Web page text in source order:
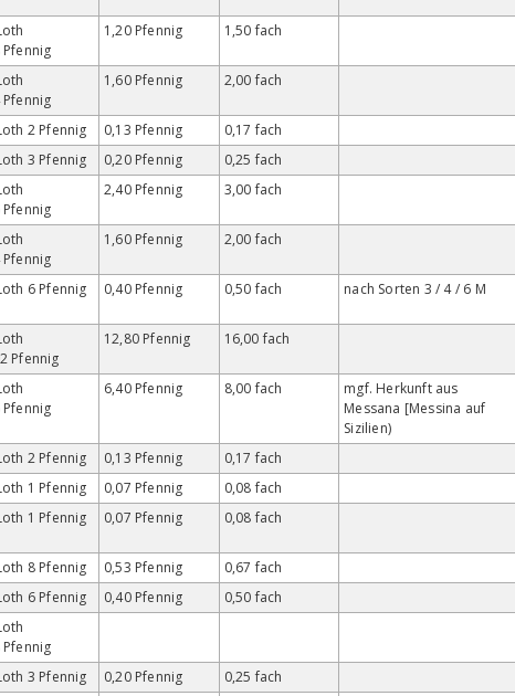
Pfennig
1,20 Pfennig 1,50 fach
Pfennig
1,60 Pfennig 2,00 fach
2 Pfennig 0,13 Pfennig
0,17 fach
3 Pfennig 0,20 Pfennig
0,25 fach
Pfennig
2,40 Pfennig 3,00 fach
Pfennig
1,60 Pfennig 2,00 fach
6 Pfennig 0,40 Pfennig 0,50 fach nach Sorten 3 / 4 / 6 M
Pfennig
12,80 Pfennig 16,00 fach
Pfennig
6,40 Pfennig 8,00 fach
mgf. Herkunft aus
Messana [Messina auf
Sizilien)
2 Pfennig 0,13 Pfennig
0,17 fach
1 Pfennig 0,07 Pfennig
0,08 fach
1 Pfennig 0,07 Pfennig 0,08 fach
8 Pfennig 0,53 Pfennig
0,67 fach
6 Pfennig 0,40 Pfennig
0,50 fach
Pfennig
3 Pfennig 0,20 Pfennig
0,25 fach